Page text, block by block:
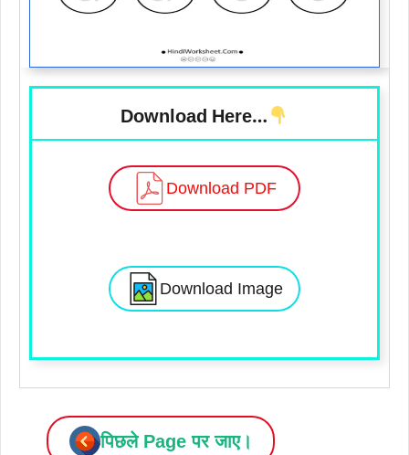
Download Here…
Download PDF
Download Image
पिछले Page पर जाए।